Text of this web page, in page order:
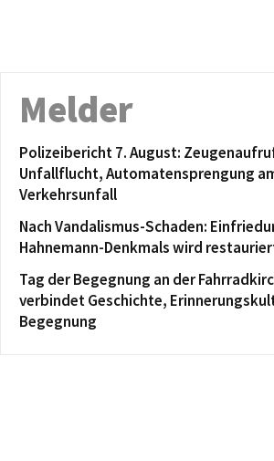
Melder
Polizeibericht 7. August:
Unfallflucht, Automatensprengung
Verkehrsunfall
Nach Vandalismus-Schaden:
Hahnemann-Denkmals wird
Tag der Begegnung an der
verbindet Geschichte,
Begegnung